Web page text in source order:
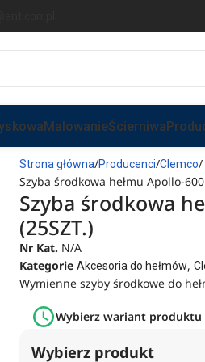
MalowanieŚcierniwa
Strona główna Producenci Clemco
Szyba środkowa hełmu Apollo-600
Szyba środkowa
(25SZT.)
Nr Kat. N/A
Kategorie Akcesoria do hełmów,
Wymienne szyby środkowe do
Wybierz wariant produktu
Wybierz produkt